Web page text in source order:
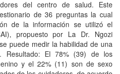
del centro de salud. Este
de 36 preguntas la cual
de la información se utilizó el
propuesto por La Dr. Ngozi
puede medir la habilidad de una
Resultado: El 78% (39) de los
y el 22% (11) son de sexo